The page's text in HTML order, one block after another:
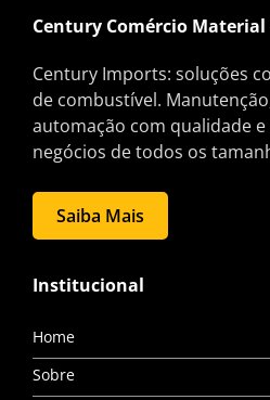
Century Comércio
Century Imports: soluções
de combustível.
automação com qualidade
negócios de todos os
Saiba Mais
Institucional
Home
Sobre